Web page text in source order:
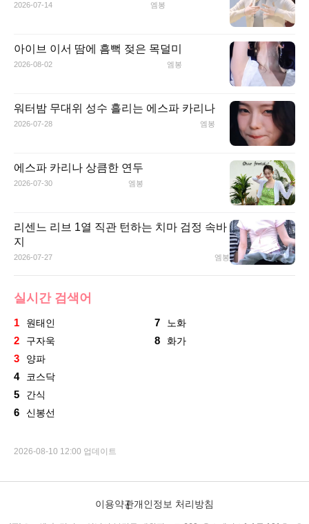
2026-07-14 엠봉
아이브 이서 땀에 흠뻑 젖은 목덜미
2026-08-02 엠봉
워터밤 무대위 성수 흘리는 에스파 카리나
2026-07-28 엠봉
에스파 카리나 상큼한 연두
2026-07-30 엠봉
리센느 리브 1열 직관 턴하는 치마 검정 속바
지
2026-07-27 엠봉
실시간 검색어
1 원태인
2 구자욱
3 양파
4 코스닥
5 간식
6 신봉선
7 노화
8 화가
2026-08-10 12:00 업데이트
이용약관개인정보 처리방침